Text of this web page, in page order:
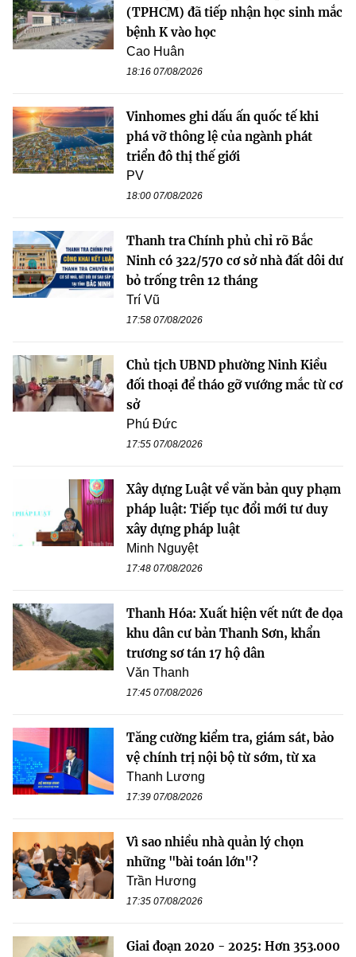
(TPHCM) đã tiếp nhận học sinh mắc
bệnh K vào học
Cao Huân
18:16 07/08/2026
Vinhomes ghi dấu ấn quốc tế khi
phá vỡ thông lệ của ngành phát
triển đô thị thế giới
PV
18:00 07/08/2026
Thanh tra Chính phủ chỉ rõ Bắc
Ninh có 322/570 cơ sở nhà đất dôi dư
bỏ trống trên 12 tháng
Trí Vũ
17:58 07/08/2026
Chủ tịch UBND phường Ninh Kiều
đối thoại để tháo gỡ vướng mắc từ cơ
sở
Phú Đức
17:55 07/08/2026
Xây dựng Luật về văn bản quy phạm
pháp luật: Tiếp tục đổi mới tư duy
xây dựng pháp luật
Minh Nguyệt
17:48 07/08/2026
Thanh Hóa: Xuất hiện vết nứt đe dọa
khu dân cư bản Thanh Sơn, khẩn
trương sơ tán 17 hộ dân
Văn Thanh
17:45 07/08/2026
Tăng cường kiểm tra, giám sát, bảo
vệ chính trị nội bộ từ sớm, từ xa
Thanh Lương
17:39 07/08/2026
Vì sao nhiều nhà quản lý chọn
những "bài toán lớn"?
Trần Hương
17:35 07/08/2026
Giai đoạn 2020 - 2025: Hơn 353.000